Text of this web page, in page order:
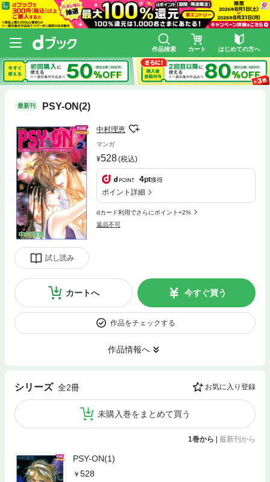
作品検索 カート はじめての方へ
最新刊 PSY-ON(2)
試し読み
中村理恵
マンガ
528(税込)
4pt獲得
ポイント詳細
dカード利用でさらにポイント+2%
返品不可
カートへ 今すぐ買う
作品をチェックする
作品情報へ
シリーズ 全2冊 お気に入り登録
未購入巻をまとめて買う
1巻から 最新刊から
PSY-ON(1)
528